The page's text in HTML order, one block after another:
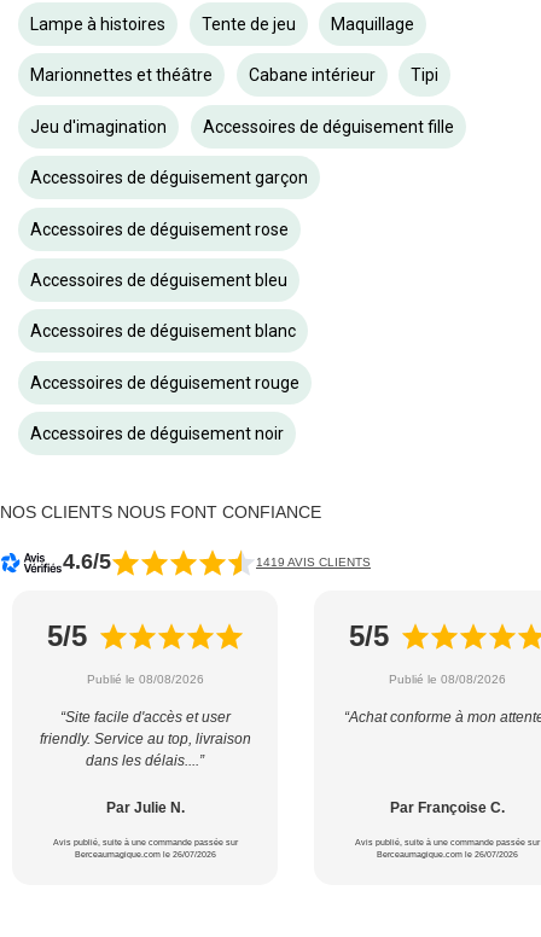
Lampe à histoires Tente de jeu Maquillage
Marionnettes et théâtre Cabane intérieur Tipi
Jeu d'imagination Accessoires de déguisement fille
Accessoires de déguisement garçon
Accessoires de déguisement rose
Accessoires de déguisement bleu
Accessoires de déguisement blanc
Accessoires de déguisement rouge
Accessoires de déguisement noir
NOS CLIENTS NOUS FONT CONFIANCE
4.6/5 1419 AVIS CLIENTS
5/5
Publié le 08/08/2026
“Site facile d'accès et user
friendly. Service au top, livraison
dans les délais....”
Par Julie N.
Avis publié, suite à une commande passée sur
Berceaumagique.com le 26/07/2026
5/5
Publié le 08/08/2026
“Achat conforme à mon
Par Françoise C.
Avis publié, suite à une commande passée sur
Berceaumagique.com le 26/07/2026